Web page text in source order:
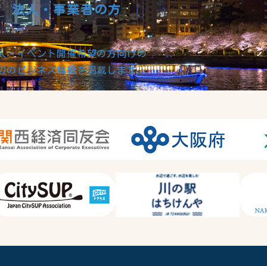
法人・事業者の方
・イベント開催希望の方向けの
のビジネス情報を掲載します。